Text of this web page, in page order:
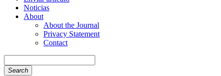
Noticias
About
About the Journal
Privacy Statement
Contact
Search